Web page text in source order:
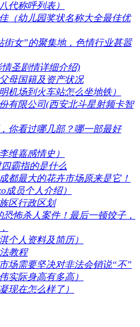
代称呼列表）
（幼儿园奖状名称大全最佳优
街女”的聚集地，色情行业甚嚣
圣剧情详细介绍)
母国籍及资产状况
机场到火车站怎么坐地铁）
有限公司(西安北斗星射频卡智
你看过哪几部？哪一部最好
维嘉感情史）
霸指的是什么
都最大的花卉市场原来是它！
成员个人介绍）
区行政区划
怖杀人案件！最后一顿饺子，
个人资料及简历）
教程
场需要坚决对非法会销说“不”
实际身高有多高）
现在怎么样了）